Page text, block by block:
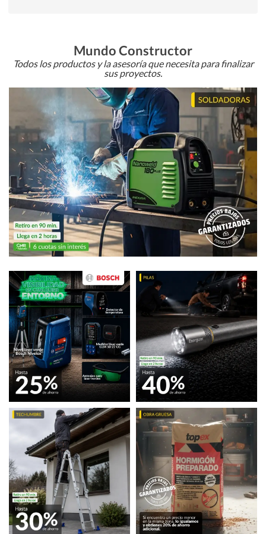
Mundo Constructor
Todos los productos y la asesoría que necesita para finalizar
sus proyectos.